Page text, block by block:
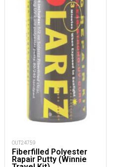
OUT24759
Fiberfilled Polyester
Rapair Putty (Winnie